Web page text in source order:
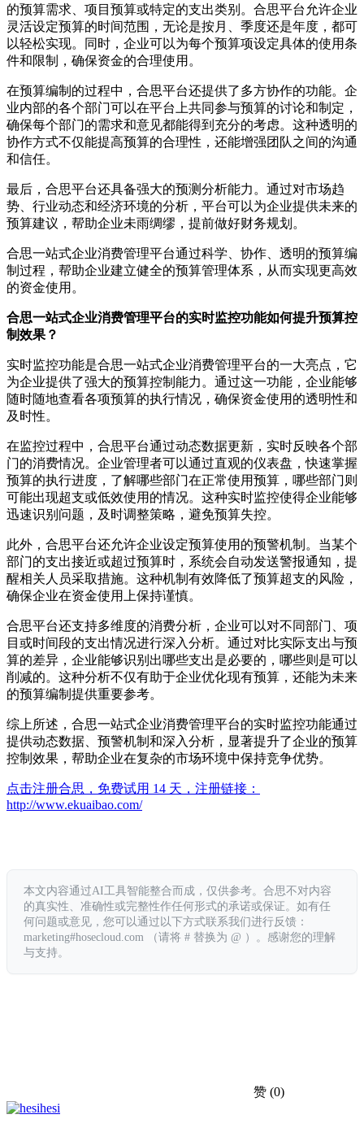
的预算需求、项目预算或特定的支出类别。合思平台允许企业
灵活设定预算的时间范围，无论是按月、季度还是年度，都可
以轻松实现。同时，企业可以为每个预算项设定具体的使用条
件和限制，确保资金的合理使用。
在预算编制的过程中，合思平台还提供了多方协作的功能。企
业内部的各个部门可以在平台上共同参与预算的讨论和制定，
确保每个部门的需求和意见都能得到充分的考虑。这种透明的
协作方式不仅能提高预算的合理性，还能增强团队之间的沟通
和信任。
最后，合思平台还具备强大的预测分析能力。通过对市场趋
势、行业动态和经济环境的分析，平台可以为企业提供未来的
预算建议，帮助企业未雨绸缪，提前做好财务规划。
合思一站式企业消费管理平台通过科学、协作、透明的预算编
制过程，帮助企业建立健全的预算管理体系，从而实现更高效
的资金使用。
合思一站式企业消费管理平台的实时监控功能如何提升预算控
制效果？
实时监控功能是合思一站式企业消费管理平台的一大亮点，它
为企业提供了强大的预算控制能力。通过这一功能，企业能够
随时随地查看各项预算的执行情况，确保资金使用的透明性和
及时性。
在监控过程中，合思平台通过动态数据更新，实时反映各个部
门的消费情况。企业管理者可以通过直观的仪表盘，快速掌握
预算的执行进度，了解哪些部门在正常使用预算，哪些部门则
可能出现超支或低效使用的情况。这种实时监控使得企业能够
迅速识别问题，及时调整策略，避免预算失控。
此外，合思平台还允许企业设定预算使用的预警机制。当某个
部门的支出接近或超过预算时，系统会自动发送警报通知，提
醒相关人员采取措施。这种机制有效降低了预算超支的风险，
确保企业在资金使用上保持谨慎。
合思平台还支持多维度的消费分析，企业可以对不同部门、项
目或时间段的支出情况进行深入分析。通过对比实际支出与预
算的差异，企业能够识别出哪些支出是必要的，哪些则是可以
削减的。这种分析不仅有助于企业优化现有预算，还能为未来
的预算编制提供重要参考。
综上所述，合思一站式企业消费管理平台的实时监控功能通过
提供动态数据、预警机制和深入分析，显著提升了企业的预算
控制效果，帮助企业在复杂的市场环境中保持竞争优势。
点击注册合思，免费试用 14 天，注册链接：
http://www.ekuaibao.com/
本文内容通过AI工具智能整合而成，仅供参考。合思不对内容
的真实性、准确性或完整性作任何形式的承诺或保证。如有任
何问题或意见，您可以通过以下方式联系我们进行反馈：
marketing#hosecloud.com （请将 # 替换为 @ ）。感谢您的理解
与支持。
赞 (0)
hesi